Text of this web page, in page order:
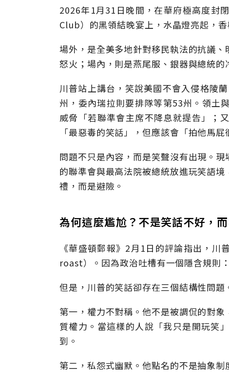
2026年1月31日晚間，在華府極高度
Club）的黑領結晚宴上，水晶燈亮起，
場外，是全美多地針對移民執法的抗議
怒火；場內，則是燕尾服、銀器與總統
川普站上講台，笑說美國不會入侵格陵
州，委內瑞拉則要排隊等第53州。領土
威脅「若聯準會主席不降息就提告」；
「最惡毒的笑話」，但應該會「拍他馬屁
問題不只是內容，而是笑聲沒有出現。
的聯準會與最高法院被總統放進玩笑語
禮，而是避險。
為何這麼尷尬？不是笑話不好，
《華盛頓郵報》2月1日的評論指出，
roast）。因為政治吐槽有一個隱含規則
但是，川普的笑話卻存在三個結構性問題
第一，權力不對稱。他不是被調侃的對
質權力。當這樣的人說「我只是開玩笑
到。
第二，私怨式幽默。他點名的不是抽象